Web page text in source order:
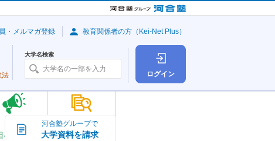
ログイン
の大学
大学の今
トピック＆
法
大学名検索
・メルマガ登録 教育関係者の方（Kei-Net Plus）
河合塾グループで
大学資料を請求